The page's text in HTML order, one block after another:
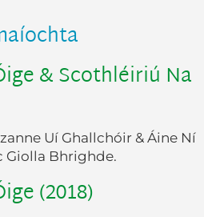
& Scothléiriú Na
Uí Ghallchóir & Áine Ní
Giolla Bhrighde.
(2018)